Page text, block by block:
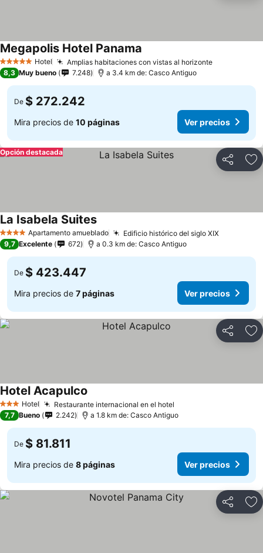
5 Estrellas Hotel Amplias habitaciones con vistas al horizonte
Megapolis Hotel Panama
8,3 Muy bueno 7.248 a 3.4 km de: Casco Antiguo
De $ 272.242
Mira precios de 10 páginas Ver precios
Compartir
Opción destacada
4 EstrellasApartamento amueblado Edificio histórico del siglo XIX
La Isabela Suites
9,7 Excelente 672 a 0.3 km de: Casco Antiguo
De $ 423.447
Mira precios de 7 páginas Ver precios
Compartir
3 Estrellas
Hotel Restaurante internacional en el hotel
Hotel Acapulco
7,7 Bueno 2.242 a 1.8 km de: Casco Antiguo
De $ 81.811
Mira precios de 8 páginas Ver precios
Compartir